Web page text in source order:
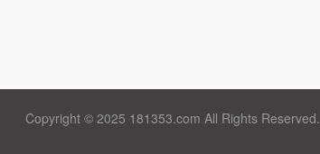
Copyright © 2025 181353.com All Rights Reserved.